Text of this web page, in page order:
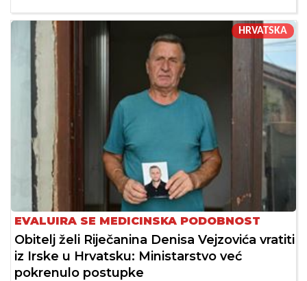
HRVATSKA
EVALUIRA SE MEDICINSKA PODOBNOST
Obitelj želi Riječanina Denisa Vejzovića vratiti
iz Irske u Hrvatsku: Ministarstvo već
pokrenulo postupke